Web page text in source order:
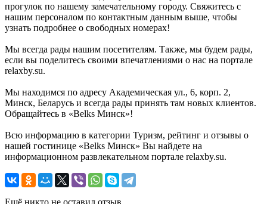
прогулок по нашему замечательному городу. Свяжитесь с
нашим персоналом по контактным данным выше, чтобы
узнать подробнее о свободных номерах!
Мы всегда рады нашим посетителям. Также, мы будем рады,
если вы поделитесь своими впечатлениями о нас на портале
relaxby.su.
Мы находимся по адресу Академическая ул., 6, корп. 2,
Минск, Беларусь и всегда рады принять там новых клиентов.
Обращайтесь в «Belks Минск»!
Всю информацию в категории Туризм, рейтинг и отзывы о
нашей гостинице «Belks Минск» Вы найдете на
информационном развлекательном портале relaxby.su.